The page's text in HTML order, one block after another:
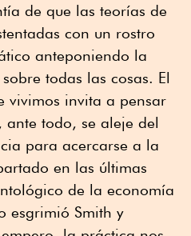
de que las teorías de
con un rostro
anteponiendo la
todas las cosas. El
vivimos invita a pensar
todo, se aleje del
para acercarse a la
en las últimas
de la economía
esgrimió Smith y